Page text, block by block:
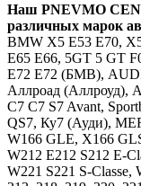
Наш PNEVMO
различных марок
BMW Х5 E53 E70,
Е65 Е66, 5GT 5 GT
E72 Е72 (БМВ),
Аллроад (Аллроуд),
C7 С7 S7 Avant,
QS7, Ку7 (Ауди),
W166 GLE, X166
W212 E212 S212 E-
W221 S221 S-Classe,